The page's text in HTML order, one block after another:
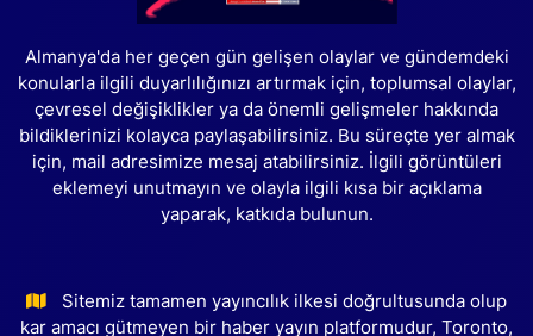
Almanya'da her geçen gün gelişen olaylar ve gündemdeki
konularla ilgili duyarlılığınızı artırmak için, toplumsal olaylar,
çevresel değişiklikler ya da önemli gelişmeler hakkında
bildiklerinizi kolayca paylaşabilirsiniz. Bu süreçte yer almak
için, mail adresimize mesaj atabilirsiniz. İlgili görüntüleri
eklemeyi unutmayın ve olayla ilgili kısa bir açıklama
yaparak, katkıda bulunun.
Sitemiz tamamen yayıncılık ilkesi doğrultusunda olup
kar amacı gütmeyen bir haber yayın platformudur, Toronto,